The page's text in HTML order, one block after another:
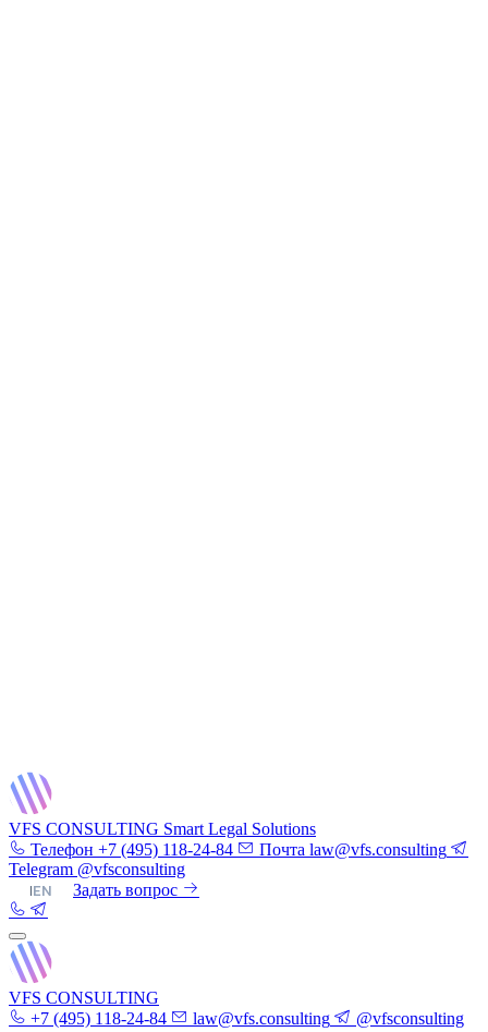
VFS CONSULTING Smart Legal Solutions
Телефон +7 (495) 118-24-84 Почта law@vfs.consulting
Telegram @vfsconsulting
|EN Задать вопрос
VFS CONSULTING
+7 (495) 118-24-84
law@vfs.consulting @vfsconsulting